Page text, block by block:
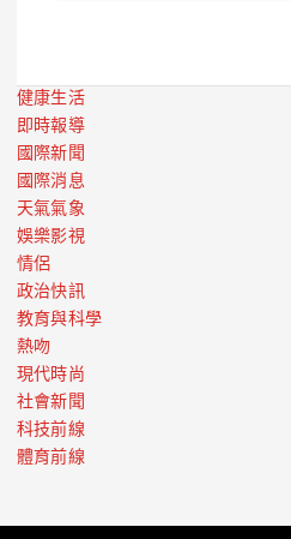
健康生活
即時報導
國際新聞
國際消息
天氣氣象
娛樂影視
情侶
政治快訊
教育與科學
熱吻
現代時尚
社會新聞
科技前線
體育前線